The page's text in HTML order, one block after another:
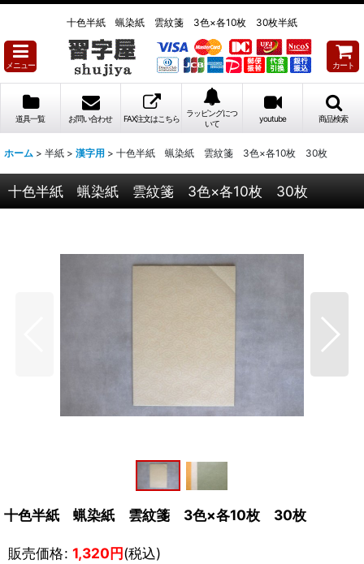
十色半紙 蝋染紙 雲紋箋 3色×各10枚 30枚半紙
メニュー カート
道具一覧 お問い合わせ FAX注文はこちら
ラッピングにつ
いて
youtube 商品検索
ホーム > 半紙 > 漢字用 > 十色半紙 蝋染紙 雲紋箋 3色×各10枚 30枚
十色半紙 蝋染紙 雲紋箋 3色×各10枚 30枚
十色半紙 蝋染紙 雲紋箋 3色×各10枚 30枚
販売価格: 1,320円(税込)